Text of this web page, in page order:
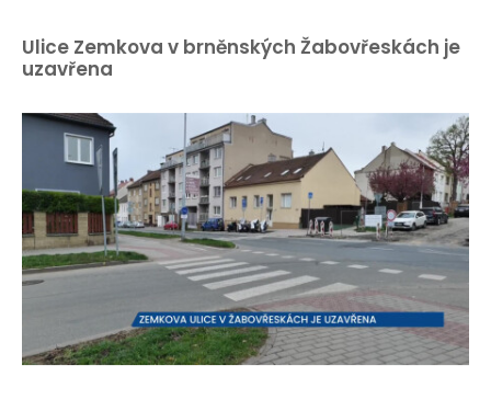
Ulice Zemkova v brněnských Žabovřeskách je
uzavřena